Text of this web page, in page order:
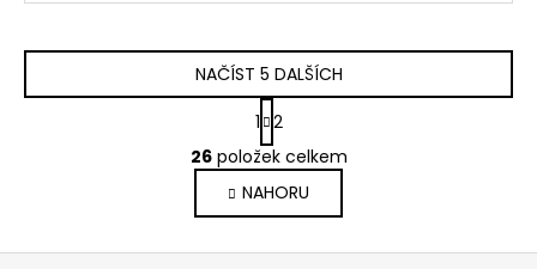
O
v
l
á
d
NAČÍST 5 DALŠÍCH
S
t
r
á
n
k
o
1 2
26položek celkem
NAHORU